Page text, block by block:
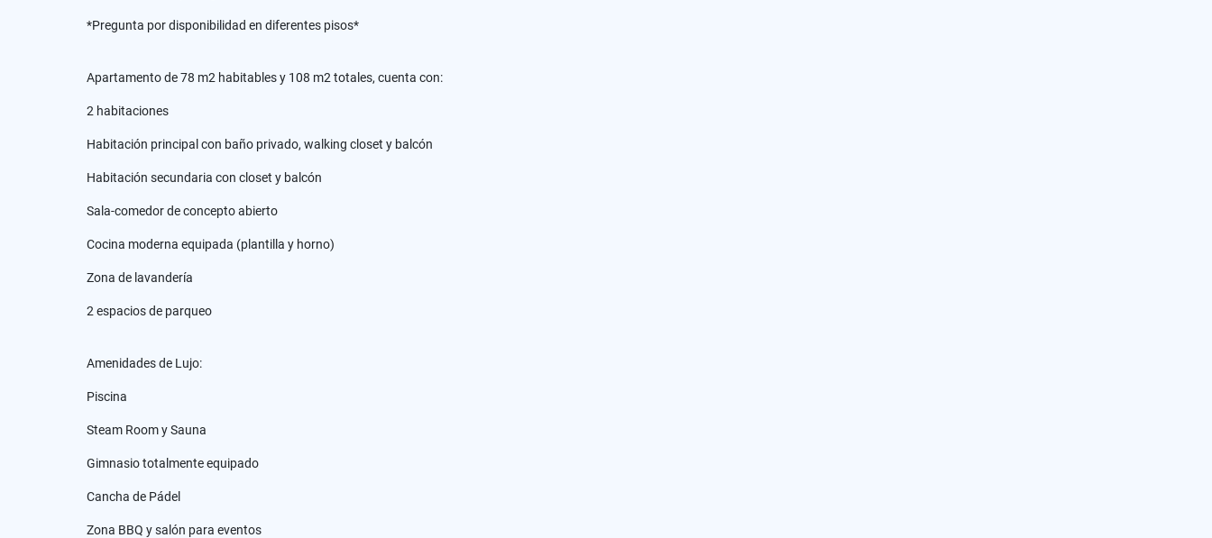
*Pregunta por disponibilidad en diferentes pisos*
Apartamento de 78 m2 habitables y 108 m2 totales, cuenta con:
2 habitaciones
Habitación principal con baño privado, walking closet y balcón
Habitación secundaria con closet y balcón
Sala-comedor de concepto abierto
Cocina moderna equipada (plantilla y horno)
Zona de lavandería
2 espacios de parqueo
Amenidades de Lujo:
Piscina
Steam Room y Sauna
Gimnasio totalmente equipado
Cancha de Pádel
Zona BBQ y salón para eventos